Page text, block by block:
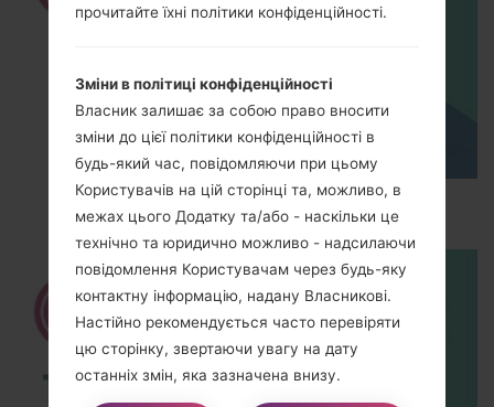
How to Hard Reset on LG G5 H850?
прочитайте їхні політики конфіденційності.
Зміни в політиці конфіденційності
Власник залишає за собою право вносити
зміни до цієї політики конфіденційності в
будь-який час, повідомляючи при цьому
Користувачів на цій сторінці та, можливо, в
межах цього Додатку та/або - наскільки це
технічно та юридично можливо - надсилаючи
повідомлення Користувачам через будь-яку
контактну інформацію, надану Власникові.
Настійно рекомендується часто перевіряти
цю сторінку, звертаючи увагу на дату
останніх змін, яка зазначена внизу.